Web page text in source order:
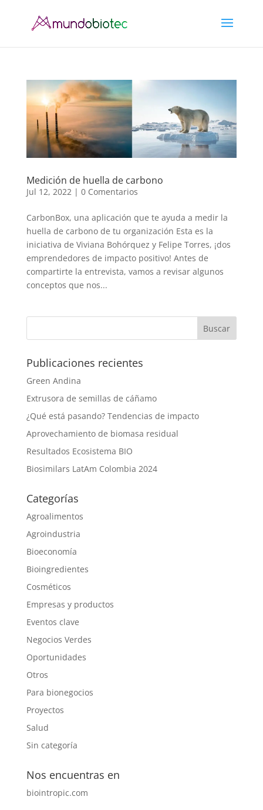
Medición de huella de carbono
Jul 12, 2022 | 0 Comentarios
CarbonBox, una aplicación que te ayuda a medir la
huella de carbono de tu organización Esta es la
iniciativa de Viviana Bohórquez y Felipe Torres, ¡dos
emprendedores de impacto positivo! Antes de
compartirte la entrevista, vamos a revisar algunos
conceptos que nos...
Publicaciones recientes
Green Andina
Extrusora de semillas de cáñamo
¿Qué está pasando? Tendencias de impacto
Aprovechamiento de biomasa residual
Resultados Ecosistema BIO
Biosimilars LatAm Colombia 2024
Categorías
Agroalimentos
Agroindustria
Bioeconomía
Bioingredientes
Cosméticos
Empresas y productos
Eventos clave
Negocios Verdes
Oportunidades
Otros
Para bionegocios
Proyectos
Salud
Sin categoría
Nos encuentras en
biointropic.com